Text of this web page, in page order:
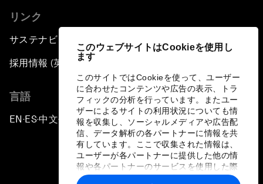
このウェブサイトはCookieを使用し
ます
このサイトではCookieを使って、ユーザー
に合わせたコンテンツや広告の表示、トラ
フィックの分析を行っています。またユー
ザーによるサイトの利用状況についても情
報を収集し、ソーシャルメディアや広告配
信、データ解析の各パートナーに情報を共
有しています。ここで収集された情報は、
ユーザーが各パートナーに提供した他の情
報や各パートナーのサービスを使用した際
に収集された情報と組み合わされ、各パー
リンク
サステナビリティへの取り組み
採用情報 (英語のみ)
言語
EN ▪ES▪中文▪ 日本語